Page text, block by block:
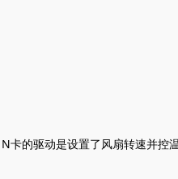
卡的驱动是设置了风扇转速并控